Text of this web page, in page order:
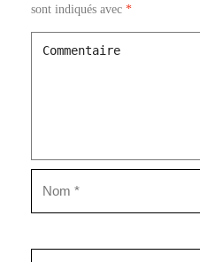
sont indiqués avec *